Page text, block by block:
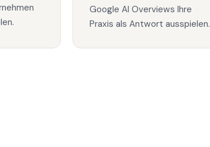
Google AI Overviews Ihre
Praxis als Antwort ausspielen.